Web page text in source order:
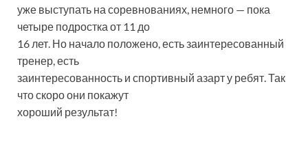
уже выступать на соревнованиях, немного — пока
четыре подростка от 11 до
16 лет. Но начало положено, есть заинтересованный
тренер, есть
заинтересованность и спортивный азарт у ребят. Так
что скоро они покажут
хороший результат!